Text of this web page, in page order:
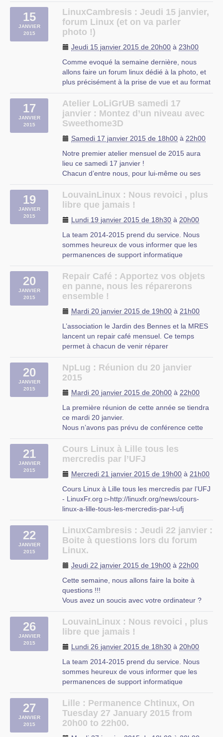
DocBook : rédigez comme un pro !
Thématique : Documentation
Public : Tout public
(LoLiGrUB)
Lieu de cette (…)
15
JANVIER
2015
LinuxCambresis : Jeudi 15 janvier,
forum Linux (et on va parler
photo !)
Jeudi 15 janvier 2015 de 20h00 à 23h00
Comme evoqué la semaine dernière, nous
allons faire un forum linux dédié à la photo, et
plus précisément à la prise de vue et au format
Donc venez avec vos appareils photos, cela
pourra être utile :-).
Mais comme d’habitude, si vous avez des
17
JANVIER
2015
Atelier LoLiGrUB samedi 17
janvier : Montez d’un niveau avec
Sweethome3D
Samedi 17 janvier 2015 de 18h00 à 22h00
Notre premier atelier mensuel de 2015 aura
lieu ce samedi 17 janvier !
Chacun d’entre nous, pour lui-même ou ses
travaux de rénovation ou de construction.
Très vite, on cherche alors à visualiser
discuter (…)
19
JANVIER
2015
LouvainLinux : Nous revoici , plus
libre que jamais !
Lundi 19 janvier 2015 de 18h30 à 20h00
La team 2014-2015 prend du service. Nous
sommes heureux de vous informer que les
permanences de support informatique
septembre 2014).
Pour rappel, nos permanences se donnent tous
les lundis de 18h30 à 22h00.
20
JANVIER
2015
Repair Café : Apportez vos objets
en panne, nous les réparerons
ensemble !
Mardi 20 janvier 2015 de 19h00 à 21h00
L’association le Jardin des Bennes et la MRES
lancent un repair café mensuel. Ce temps
permet à chacun de venir réparer
Prochain RDV le mardi 16 décembre de 18h à
20h30.
grille-pain qui ne marche plus ? D’un (…)
MRES
20
JANVIER
2015
NpLug : Réunion du 20 janvier
2015
Mardi 20 janvier 2015 de 20h00 à 22h00
La première réunion de cette année se tiendra
ce mardi 20 janvier.
Nous n’avons pas prévu de conférence cette
actualités du libre en début de réunion, et nous
consacrerons le temps restant à vos questions,
21
JANVIER
2015
Cours Linux à Lille tous les
mercredis par l’UFJ
Mercredi 21 janvier 2015 de 19h00 à 21h00
Cours Linux à Lille tous les mercredis par l’UFJ
- LinuxFr.org ▻http://linuxfr.org/news/cours-
linux-a-lille-tous-les-mercredis-par-l-ufj
organise comme tous les ans à partir d’octobre
des cours d’initiation aux logiciels libres niveau
débutant tous (…)
UFJ
Lille
22
JANVIER
2015
LinuxCambresis : Jeudi 22 janvier :
Boite à questions lors du forum
Linux.
Jeudi 22 janvier 2015 de 19h00 à 22h00
Cette semaine, nous allons faire la boite à
questions !!!
Vous avez un soucis avec votre ordinateur ?
Bref, vous avez une ou des questions ? Et bien
lors de ce rendez-vous hebdomadaire (ou
vos (…)
CIP Proville
26
JANVIER
2015
LouvainLinux : Nous revoici , plus
libre que jamais !
Lundi 26 janvier 2015 de 18h30 à 20h00
La team 2014-2015 prend du service. Nous
sommes heureux de vous informer que les
permanences de support informatique
septembre 2014).
Pour rappel, nos permanences se donnent tous
les lundis de 18h30 à 22h00.
27
JANVIER
2015
Lille : Permanence Chtinux, On
Tuesday 27 January 2015 from
20h00 to 22h00.